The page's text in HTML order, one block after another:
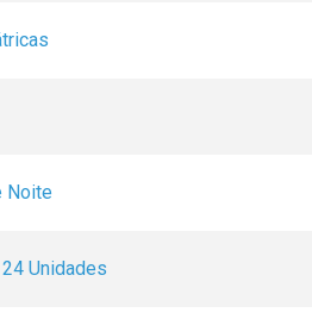
Noite
Unidades